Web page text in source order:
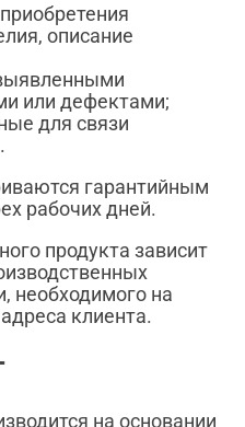
описание
или дефектами;
для связи
гарантийным
рабочих дней.
продукта зависит
необходимого на
клиента.
на основании